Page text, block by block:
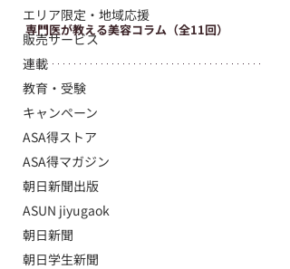
エリア限定・地域応援
販売サービス
連載
教育・受験
キャンペーン
ASA得ストア
ASA得マガジン
朝日新聞出版
ASUN jiyugaok
朝日新聞
朝日学生新聞
専門医が教える美容コラム（全11回）